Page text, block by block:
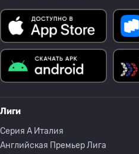
Лиги
Серия A Италия
Английская Премьер Лига